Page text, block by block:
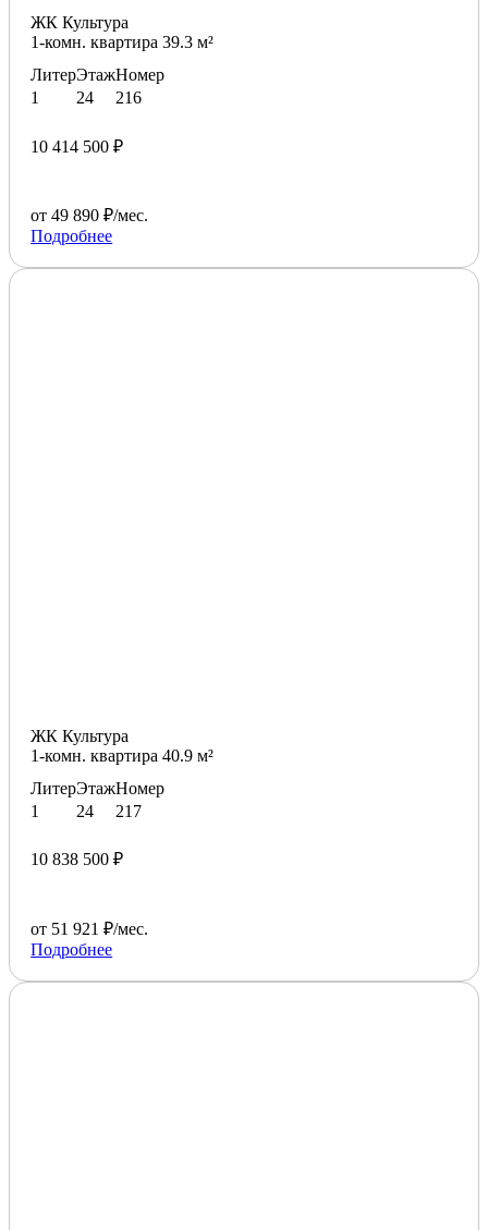
ЖК Культура
1-комн. квартира 39.3 м²
Литер
1
Этаж
24
Номер
216
10 414 500 ₽
от 49 890 ₽/мес.
Подробнее
ЖК Культура
1-комн. квартира 40.9 м²
Литер
1
Этаж
24
Номер
217
10 838 500 ₽
от 51 921 ₽/мес.
Подробнее